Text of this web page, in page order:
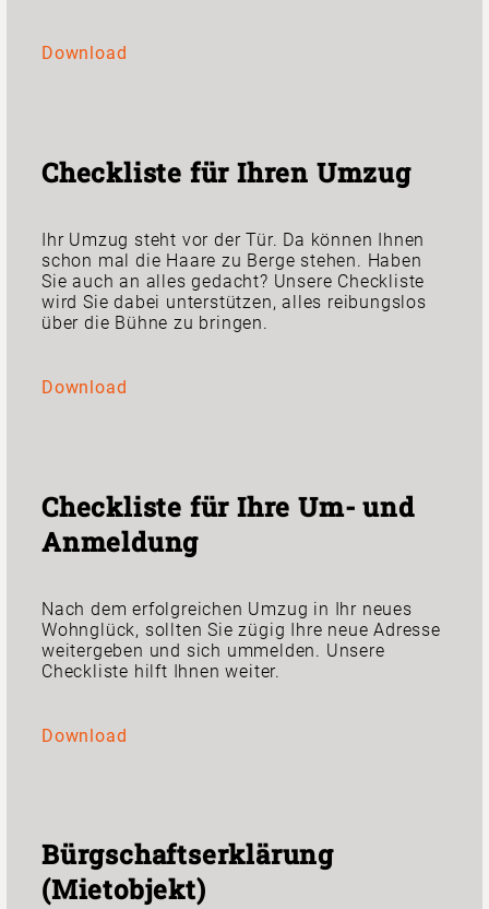
Download
Checkliste für Ihren Umzug
Ihr Umzug steht vor der Tür. Da können Ihnen
schon mal die Haare zu Berge stehen. Haben
Sie auch an alles gedacht? Unsere Checkliste
wird Sie dabei unterstützen, alles reibungslos
über die Bühne zu bringen.
Download
Checkliste für Ihre Um- und
Anmeldung
Nach dem erfolgreichen Umzug in Ihr neues
Wohnglück, sollten Sie zügig Ihre neue Adresse
weitergeben und sich ummelden. Unsere
Checkliste hilft Ihnen weiter.
Download
Bürgschaftserklärung
(Mietobjekt)